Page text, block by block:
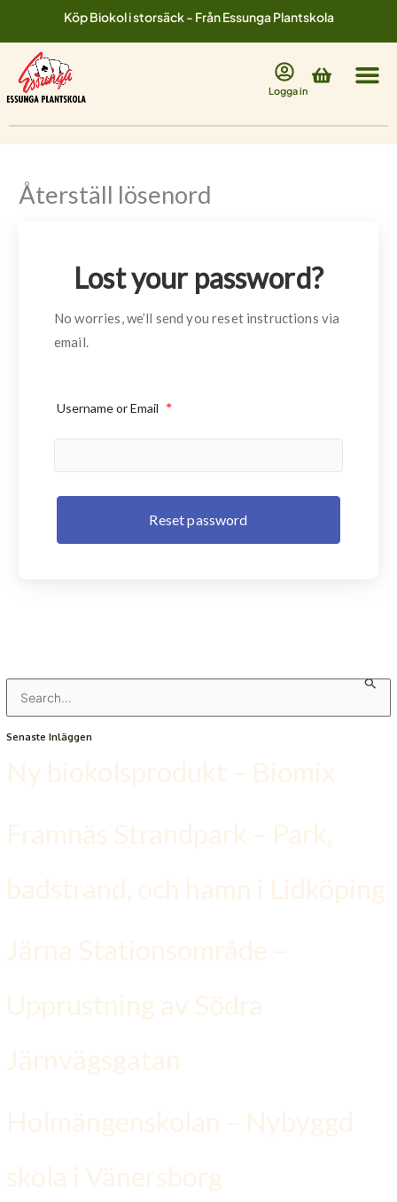
innehåll
Köp Biokol i storsäck - Från Essunga Plantskola
Logga in
Varukorg
Ö
:
Senaste Inläggen
Ny biokolsprodukt – Biomix
Framnäs Strandpark – Park,
badstrand, och hamn i Lidköping
Järna Stationsområde –
Upprustning av Södra
Järnvägsgatan
Holmängenskolan – Nybyggd
skola i Vänersborg
Återställ lösenord
Lost your password?
No worries, we’ll send you reset instructions via
email.
Username or Email *